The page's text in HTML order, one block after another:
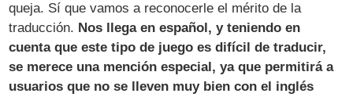
queja. Sí que vamos a reconocerle el mérito de la
traducción. Nos llega en español, y teniendo en
cuenta que este tipo de juego es difícil de traducir,
se merece una mención especial, ya que permitirá a
usuarios que no se lleven muy bien con el inglés